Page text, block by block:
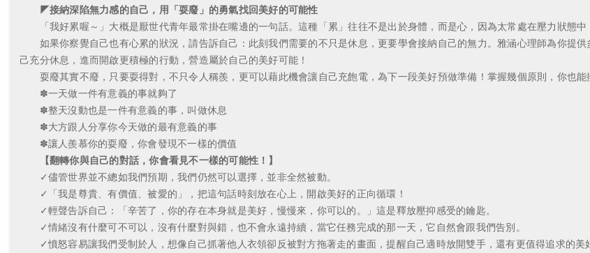
◤接納深陷無力感的自己，用「耍廢」的勇氣找回美好的可能性
「我好累喔～」大概是厭世代青年最常掛在嘴邊的一句話。這種「累」往往不是出於身體，而是心，因為太常處在壓力狀態中
如果你察覺自己也有心累的狀況，請告訴自己：此刻我們需要的不只是休息，更要學會接納自己的無力。雅涵心理師為你提
己充分休息，進而開啟更積極的行動，營造屬於自己的美好可能！
耍廢其實不廢，只要耍得對，不只令人稱羨，更可以藉此機會讓自己充飽電，為下一段美好預做準備！掌握幾個原則，你也
✽一天做一件有意義的事就夠了
✽整天沒動也是一件有意義的事，叫做休息
✽大方跟人分享你今天做的最有意義的事
✽讓人羨慕你的耍廢，你會發現不一樣的價值
【翻轉你與自己的對話，你會看見不一樣的可能性！】
✓儘管世界並不總如我們預期，我們仍然可以選擇，並非全然被動。
✓「我是尊貴、有價值、被愛的」，把這句話時刻放在心上，開啟美好的正向循環！
✓輕聲告訴自己：「辛苦了，你的存在本身就是美好，慢慢來，你可以的。」這是釋放壓抑感受的鑰匙。
✓情緒沒有什麼可不可以，沒有什麼對與錯，也不會永遠持續，當它任務完成的那一天，它自然會跟我們告別。
✓憤怒容易讓我們受制於人，想像自己抓著他人衣領卻反被對方拖著走的畫面，提醒自己適時放開雙手，還有更值得追求的美